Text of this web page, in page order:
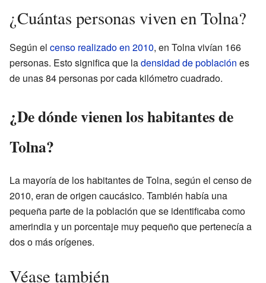
¿Cuántas personas viven en Tolna?
Según el censo realizado en 2010, en Tolna vivían 166
personas. Esto significa que ladensidad de población es
de unas 84 personas por cada kilómetro cuadrado.
¿De dónde vienen los habitantes de
Tolna?
La mayoría de los habitantes de Tolna, según el censo de
2010, eran de origen caucásico. También había una
pequeña parte de la población que se identificaba como
amerindia y un porcentaje muy pequeño que pertenecía a
dos o más orígenes.
Véase también